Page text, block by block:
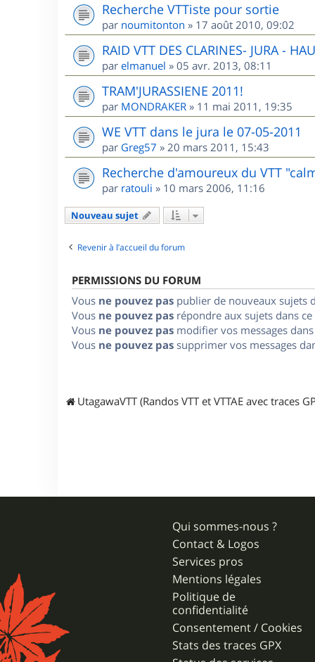
Recherche VTTiste pour sortie
par noumitonton » 17 août 2010, 09:02
RAID VTT DES CLARINES- JURA -
par elmanuel » 05 avr. 2013, 08:11
TRAM'JURASSIENE 2011!
par MONDRAKER » 11 mai 2011, 19:35
WE VTT dans le jura le 07-05-2011
par Greg57 » 20 mars 2011, 15:43
Recherche d'amoureux du VTT
par ratouli » 10 mars 2006, 11:16
Nouveau sujet
Revenir à l’accueil du forum
PERMISSIONS DU FORUM
Vous ne pouvez pas publier de nouveaux sujets
Vous ne pouvez pas répondre aux sujets dans
Vous ne pouvez pas modifier vos messages
Vous ne pouvez pas supprimer vos messages
UtagawaVTT (Randos VTT et VTTAE avec traces
Qui sommes-nous ?
Contact & Logos
Services pros
Mentions légales
Politique de
confidentialité
Consentement / Cookies
Stats des traces GPX